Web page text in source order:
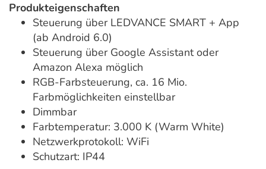
Produkteigenschaften
Steuerung über LEDVANCE SMART + App
(ab Android 6.0)
Steuerung über Google Assistant oder
Amazon Alexa möglich
RGB-Farbsteuerung, ca. 16 Mio.
Farbmöglichkeiten einstellbar
Dimmbar
Farbtemperatur: 3.000 K (Warm White)
Netzwerkprotokoll: WiFi
Schutzart: IP44